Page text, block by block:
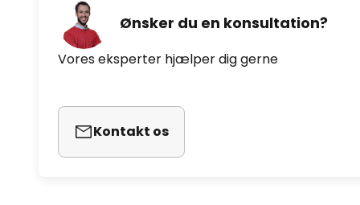
Ønsker du en konsultation?
Vores eksperter hjælper dig gerne
Kontakt os